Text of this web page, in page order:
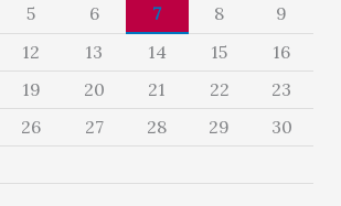
5 6 7 8
9
12 13 14 15
16
19 20 21 22
23
26 27 28 29
30